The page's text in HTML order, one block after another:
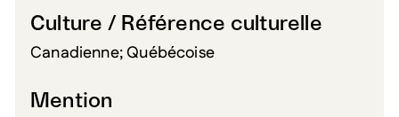
Culture / Référence culturelle
Canadienne; Québécoise
Mention